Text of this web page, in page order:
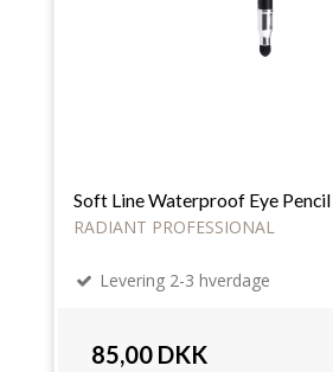
Soft Line Waterproof Eye Pencil
RADIANT PROFESSIONAL
Levering 2-3 hverdage
85,00 DKK